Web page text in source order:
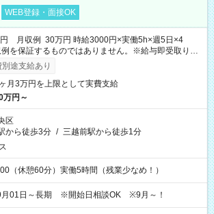
WEB登録・面接OK
月収例 30万円 時給3000円×実働5h×週5日×4
を保証するものではありません。※給与即受取りサ
可（利用条件有）
途支給あり
月3万円を上限として実費支給
万円～
区
から徒歩3分 / 三越前駅から徒歩1分
（休憩60分）実働5時間（残業少なめ！）
月01日～長期 ※開始日相談OK ※9月～！